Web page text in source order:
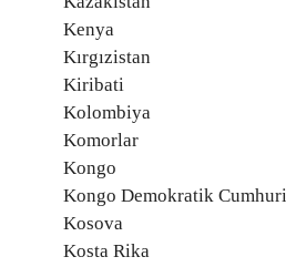
Kenya
Kırgızistan
Kiribati
Kolombiya
Komorlar
Kongo
Kongo Demokratik
Kosova
Kosta Rika